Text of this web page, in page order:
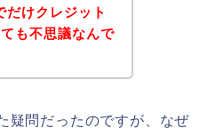
けクレジット
も不思議なんで
疑問だったのですが、なぜ